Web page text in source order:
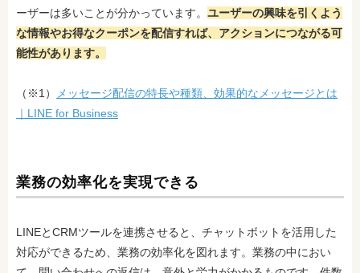
ーザーは多いことが分かっています。 ユーザーの興味を引くよう
な情報やお得なクーポンを配信すれば、アクションにつながる可
能性があります。
（※1）
メッセージ配信の特長や種類、効果的なメッセージとは
｜LINE for Business
業務の効率化を実現できる
LINEとCRMツールを連携させると、チャットボットを活用した
対応ができるため、業務の効率化を図れます。業務の中におい